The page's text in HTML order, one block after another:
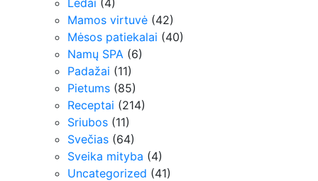
Mamos virtuvė (42)
Mėsos patiekalai (40)
Namų SPA (6)
Padažai (11)
Pietums (85)
Receptai (214)
Sriubos (11)
Svečias (64)
Sveika mityba (4)
Uncategorized (41)